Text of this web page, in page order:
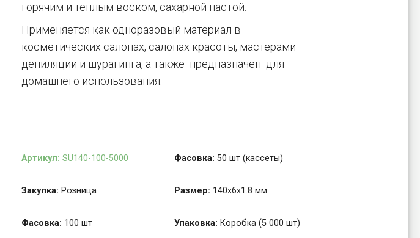
горячим и теплым воском, сахарной пастой.
Применяется как одноразовый материал в
косметических салонах, салонах красоты, мастерами
депиляции и шурагинга, а также предназначен для
домашнего использования.
Артикул: SU140-100-5000 Фасовка: 50 шт (кассеты)
Закупка: Розница Размер: 140х6х1.8 мм
Фасовка: 100 шт Упаковка: Коробка (5 000 шт)